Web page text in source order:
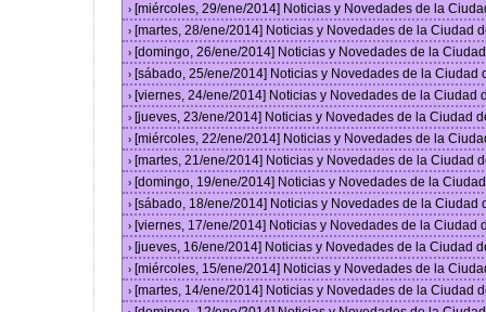
› [miércoles, 29/ene/2014] Noticias y Novedades de la
› [martes, 28/ene/2014] Noticias y Novedades de la Ciudad
› [domingo, 26/ene/2014] Noticias y Novedades de la
› [sábado, 25/ene/2014] Noticias y Novedades de la Ciudad
› [viernes, 24/ene/2014] Noticias y Novedades de la Ciudad
› [jueves, 23/ene/2014] Noticias y Novedades de la Ciudad
› [miércoles, 22/ene/2014] Noticias y Novedades de la
› [martes, 21/ene/2014] Noticias y Novedades de la Ciudad
› [domingo, 19/ene/2014] Noticias y Novedades de la
› [sábado, 18/ene/2014] Noticias y Novedades de la Ciudad
› [viernes, 17/ene/2014] Noticias y Novedades de la Ciudad
› [jueves, 16/ene/2014] Noticias y Novedades de la Ciudad
› [miércoles, 15/ene/2014] Noticias y Novedades de la
› [martes, 14/ene/2014] Noticias y Novedades de la Ciudad